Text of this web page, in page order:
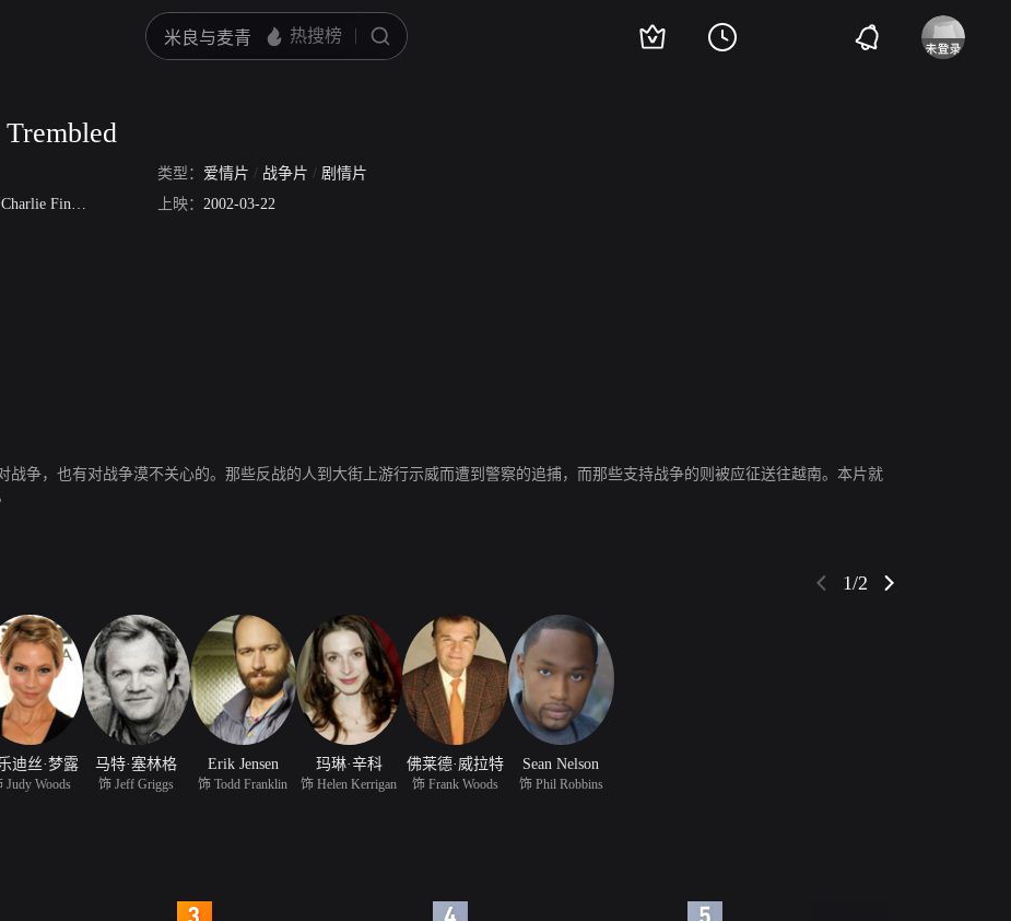
类型： 爱情片 / 战争片 / 剧情片
Charlie Finn Jay R Ferguson 梅乐迪丝·梦露
上映： 2002-03-22
战争，也有对战争漠不关心的。那些反战的人到大街上游行示威而遭到警察的追捕，而那些支持战争的则被应征送往越南。本片就
1/2
迪丝·梦露
Judy Woods
马特·塞林格
饰 Jeff Griggs
Erik Jensen
饰 Todd Franklin
玛琳·辛科
饰 Helen Kerrigan
佛莱德·威拉特
饰 Frank Woods
Sean Nelson
饰 Phil Robbins